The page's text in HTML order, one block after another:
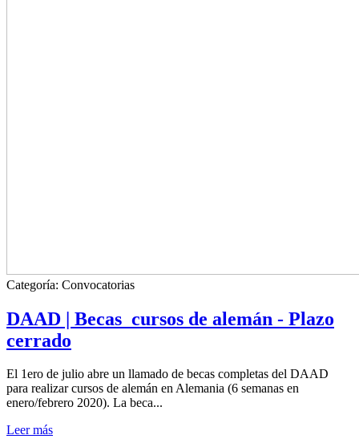
Categoría: Convocatorias
DAAD | Becas_cursos de alemán - Plazo
cerrado
El 1ero de julio abre un llamado de becas completas del DAAD
para realizar cursos de alemán en Alemania (6 semanas en
enero/febrero 2020). La beca...
Leer más